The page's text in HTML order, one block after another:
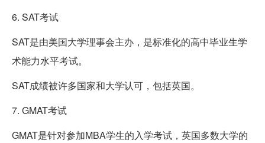
6. SAT考试
SAT是由美国大学理事会主办，是标准化的高中毕业生学
术能力水平考试。
SAT成绩被许多国家和大学认可，包括英国。
7. GMAT考试
GMAT是针对参加MBA学生的入学考试，英国多数大学的